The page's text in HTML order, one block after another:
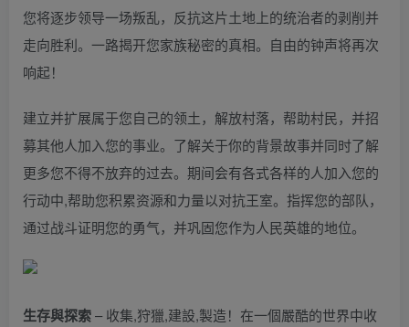
您将逐步领导一场叛乱，反抗这片土地上的统治者的剥削并
走向胜利。一路揭开您家族秘密的真相。自由的钟声将再次
响起！
建立并扩展属于您自己的领土，解放村落，帮助村民，并招
募其他人加入您的事业。了解关于你的背景故事并同时了解
更多您不得不放弃的过去。期间会有各式各样的人加入您的
行动中,帮助您积累资源和力量以对抗王室。指挥您的部队，
通过战斗证明您的勇气，并巩固您作为人民英雄的地位。
生存與探索– 收集,狩獵,建設,製造！在一個嚴酷的世界中收